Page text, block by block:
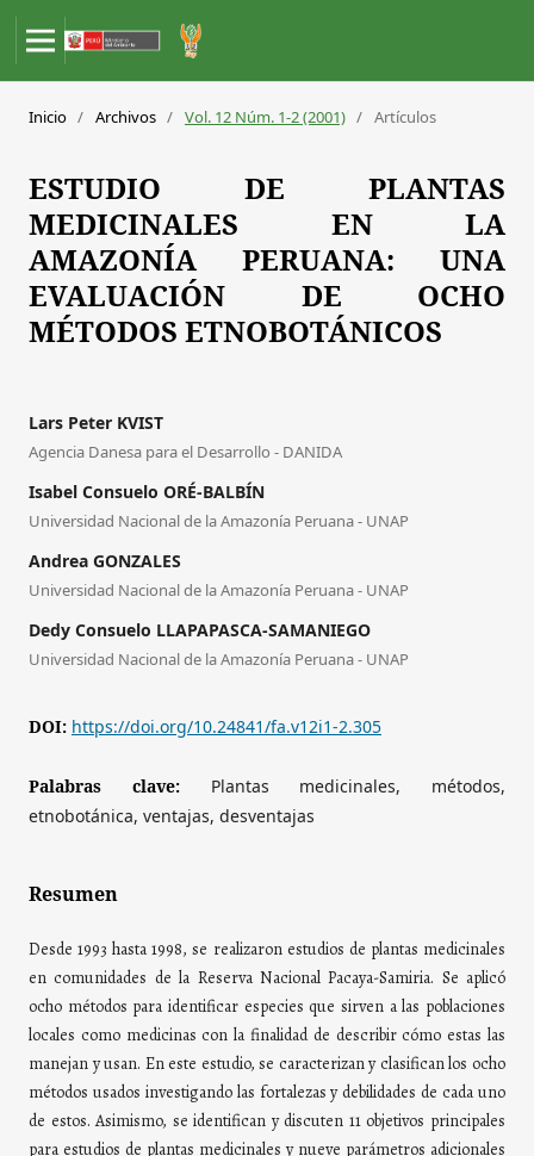
Inicio / Archivos / Vol. 12 Núm. 1-2 (2001) / Artículos
ESTUDIO DE PLANTAS
MEDICINALES EN LA
AMAZONÍA PERUANA: UNA
EVALUACIÓN DE OCHO
MÉTODOS ETNOBOTÁNICOS
Lars Peter KVIST
Agencia Danesa para el Desarrollo - DANIDA
Isabel Consuelo ORÉ-BALBÍN
Universidad Nacional de la Amazonía Peruana - UNAP
Andrea GONZALES
Universidad Nacional de la Amazonía Peruana - UNAP
Dedy Consuelo LLAPAPASCA-SAMANIEGO
Universidad Nacional de la Amazonía Peruana - UNAP
DOI: https://doi.org/10.24841/fa.v12i1-2.305
Palabras clave: Plantas medicinales, métodos,
etnobotánica, ventajas, desventajas
Resumen
Desde 1993 hasta 1998, se realizaron estudios de plantas medicinales
en comunidades de la Reserva Nacional Pacaya-Samiria. Se aplicó
ocho métodos para identificar especies que sirven a las poblaciones
locales como medicinas con la finalidad de describir cómo estas las
manejan y usan. En este estudio, se caracterizan y clasifican los ocho
métodos usados investigando las fortalezas y debilidades de cada uno
de estos. Asimismo, se identifican y discuten 11 objetivos principales
para estudios de plantas medicinales y nueve parámetros adicionales